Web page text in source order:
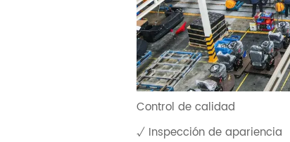
Control de calidad
√ Inspección de apariencia